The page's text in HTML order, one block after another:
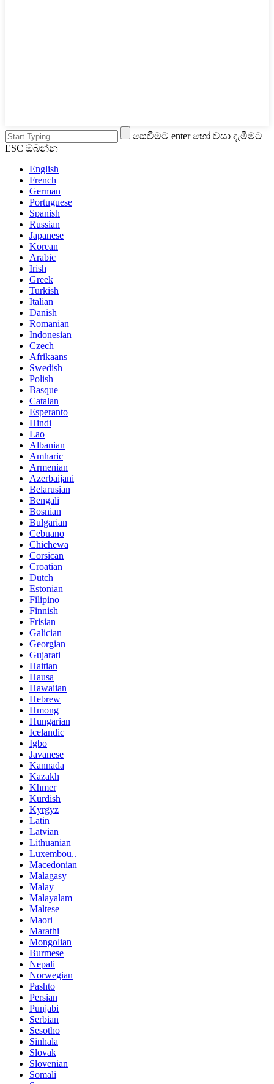
සෙවීමට enter හෝ වසා දැමීමට
ESC ඔබන්න
English
French
German
Portuguese
Spanish
Russian
Japanese
Korean
Arabic
Irish
Greek
Turkish
Italian
Danish
Romanian
Indonesian
Czech
Afrikaans
Swedish
Polish
Basque
Catalan
Esperanto
Hindi
Lao
Albanian
Amharic
Armenian
Azerbaijani
Belarusian
Bengali
Bosnian
Bulgarian
Cebuano
Chichewa
Corsican
Croatian
Dutch
Estonian
Filipino
Finnish
Frisian
Galician
Georgian
Gujarati
Haitian
Hausa
Hawaiian
Hebrew
Hmong
Hungarian
Icelandic
Igbo
Javanese
Kannada
Kazakh
Khmer
Kurdish
Kyrgyz
Latin
Latvian
Lithuanian
Luxembou..
Macedonian
Malagasy
Malay
Malayalam
Maltese
Maori
Marathi
Mongolian
Burmese
Nepali
Norwegian
Pashto
Persian
Punjabi
Serbian
Sesotho
Sinhala
Slovak
Slovenian
Somali